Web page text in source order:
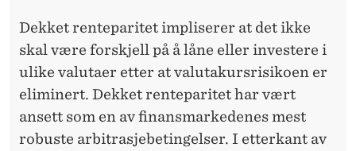
Dekket renteparitet impliserer at det ikke
skal være forskjell på å låne eller investere i
ulike valutaer etter at valutakursrisikoen er
eliminert. Dekket renteparitet har vært
ansett som en av finansmarkedenes mest
robuste arbitrasjebetingelser. I etterkant av